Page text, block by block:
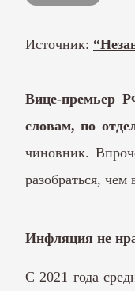
Источник:
Вице-премьер
словам, по
чиновник.
разобраться,
Инфляция не
С 2021 года